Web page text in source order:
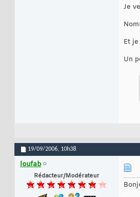
Je
Et
Un
19/09/2006, 10h38
loufab
Rédacteur/Modérateur